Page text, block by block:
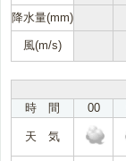
降水量(mm)
風(m/s)
時 間
00
天 気